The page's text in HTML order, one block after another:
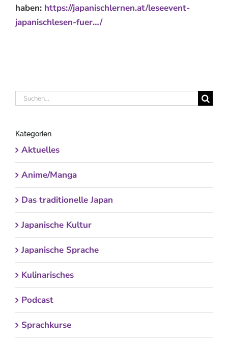
haben: https://japanischlernen.at/leseevent-
japanischlesen-fuer…/
Suche
Kategorien
Aktuelles
Anime/Manga
Das traditionelle Japan
Japanische Kultur
Japanische Sprache
Kulinarisches
Podcast
Sprachkurse